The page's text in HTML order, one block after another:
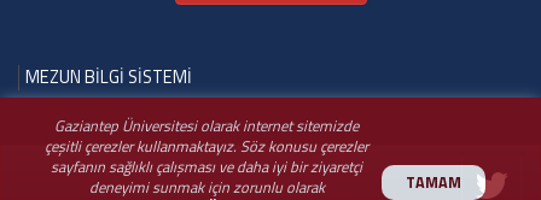
Gaziantep Üniversitesi olarak internet sitemizde
çeşitli çerezler kullanmaktayız. Söz konusu çerezler
sayfanın sağlıklı çalışması ve daha iyi bir ziyaretçi
deneyimi sunmak için zorunlu olarak
TAMAM
MEZUN BİLGİ SİSTEMİ